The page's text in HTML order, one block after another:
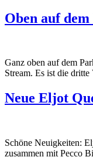
Oben auf
Ganz oben auf dem
Stream. Es ist die
Neue Eljot
Schöne Neuigkeiten:
zusammen mit Pecco